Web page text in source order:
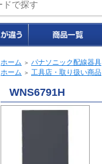
ホーム ＞ パナソニック配線器具
ホーム ＞ 工具店・取り扱い商品
WNS6791H